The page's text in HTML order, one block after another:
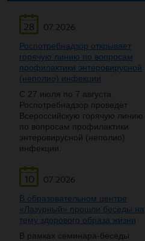
28
07.2026
Роспотребнадзор открывает
горячую линию по вопросам
профилактики энтеровирусной
(неполио) инфекции
С 27 июля по 7 августа
Роспотребнадзор проведет
Всероссийскую горячую линию
по вопросам профилактики
энтеровирусной (неполио)
инфекции.
10
07.2026
В образовательном центре
«Лазурный» прошли беседы на
тему здорового образа жизни
В рамках семинара-беседы